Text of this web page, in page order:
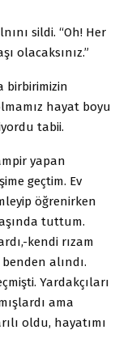
sildi. “Oh! Her
olacaksınız.”
birbirimizin
hayat boyu
tabii.
yapan
geçtim. Ev
öğrenirken
tuttum.
kendi rızam
alındı.
Yardakçıları
ama
oldu, hayatımı